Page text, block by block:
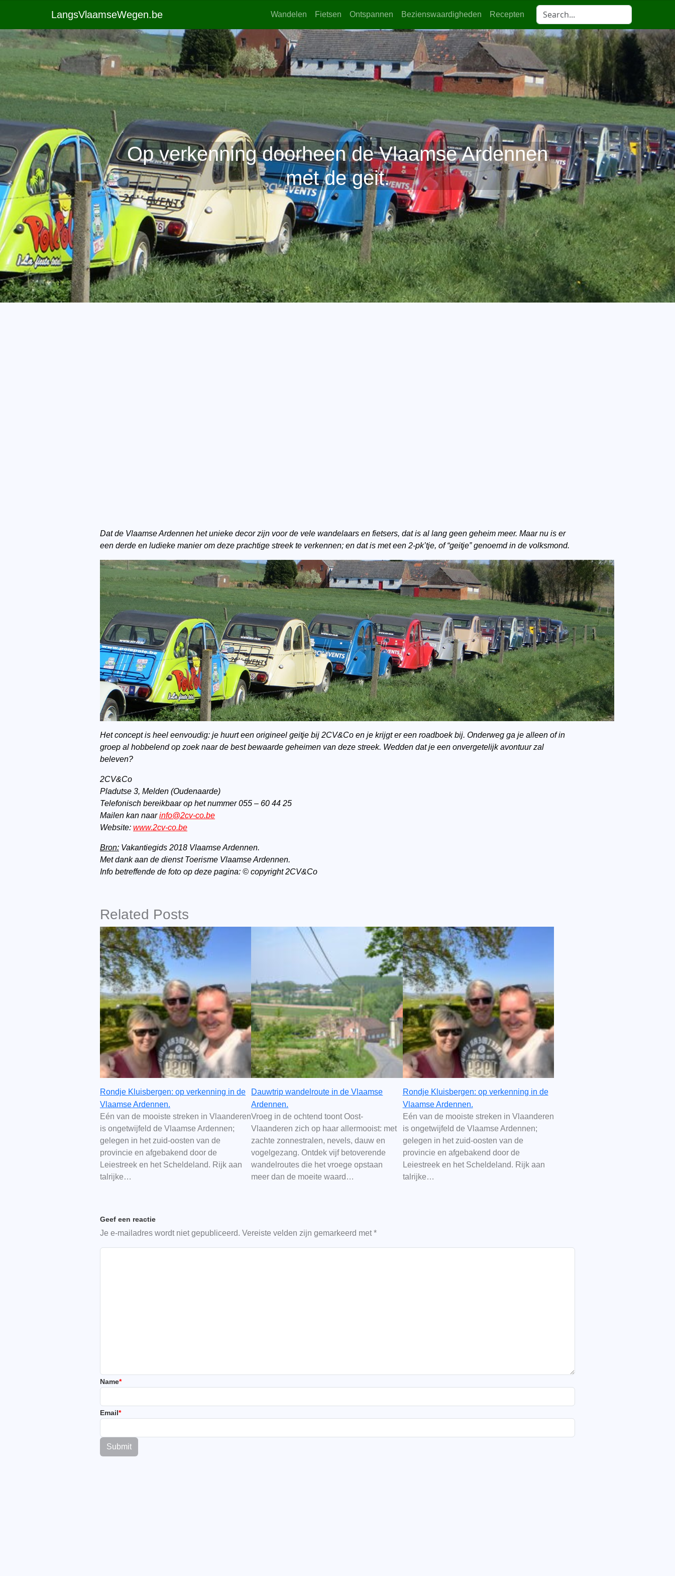
LangsVlaamseWegen.be Wandelen Fietsen Ontspannen Bezienswaardigheden Recepten
Op verkenning doorheen de Vlaamse Ardennen
met de geit.
Dat de Vlaamse Ardennen het unieke decor zijn voor de vele wandelaars en fietsers, dat is al lang geen geheim meer. Maar nu is er
een derde en ludieke manier om deze prachtige streek te verkennen; en dat is met een 2-pk’tje, of “geitje” genoemd in de volksmond.
Het concept is heel eenvoudig: je huurt een origineel geitje bij 2CV&Co en je krijgt er een roadboek bij. Onderweg ga je alleen of in
groep al hobbelend op zoek naar de best bewaarde geheimen van deze streek. Wedden dat je een onvergetelijk avontuur zal
beleven?
2CV&Co
Pladutse 3, Melden (Oudenaarde)
Telefonisch bereikbaar op het nummer 055 – 60 44 25
Mailen kan naarinfo@2cv-co.be
Website: www.2cv-co.be
Bron: Vakantiegids 2018 Vlaamse Ardennen.
Met dank aan de dienst Toerisme Vlaamse Ardennen.
Info betreffende de foto op deze pagina: © copyright 2CV&Co
Related Posts
Rondje Kluisbergen: op verkenning in de
Vlaamse Ardennen.
Eén van de mooiste streken in Vlaanderen
is ongetwijfeld de Vlaamse Ardennen;
gelegen in het zuid-oosten van de
provincie en afgebakend door de
Leiestreek en het Scheldeland. Rijk aan
talrijke…
Dauwtrip wandelroute in de Vlaamse
Ardennen.
Vroeg in de ochtend toont Oost-
Vlaanderen zich op haar allermooist: met
zachte zonnestralen, nevels, dauw en
vogelgezang. Ontdek vijf betoverende
wandelroutes die het vroege opstaan
meer dan de moeite waard…
Rondje Kluisbergen: op verkenning in de
Vlaamse Ardennen.
Eén van de mooiste streken in Vlaanderen
is ongetwijfeld de Vlaamse Ardennen;
gelegen in het zuid-oosten van de
provincie en afgebakend door de
Leiestreek en het Scheldeland. Rijk aan
talrijke…
Geef een reactie
Je e-mailadres wordt niet gepubliceerd. Vereiste velden zijn gemarkeerd met*
Name*
Email*